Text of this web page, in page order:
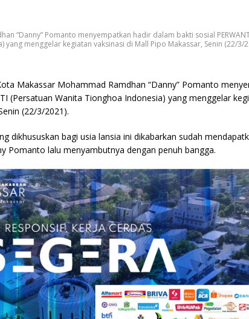
“Danny” Pomanto menyempatkan hadir dalam bakti sosial
yang menggelar kegiatan vaksinasi di Mall Pipo Makassar, Senin (22/3/
Makassar Mohammad Ramdhan “Danny” Pomanto
(Persatuan Wanita Tionghoa Indonesia) yang menggelar
(22/3/2021).
dikhususkan bagi usia lansia ini dikabarkan sudah
Pomanto lalu menyambutnya dengan penuh bangga.